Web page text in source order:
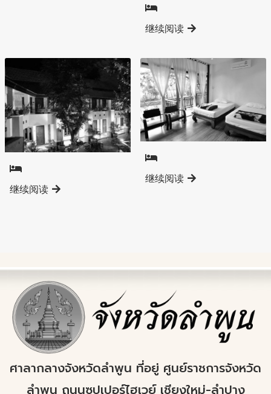
继续阅读
南奔直辖县
继续阅读
南奔直辖县
继续阅读
ศาลากลางจังหวัดลำพูน ที่อยู่ ศูนย์ราชการจังหวัด
ลำพูน ถนนซุปเปอร์ไฮเวย์ เชียงใหม่-ลำปาง